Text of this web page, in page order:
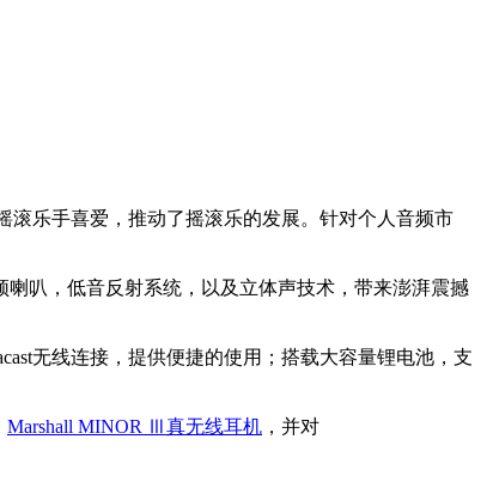
滚乐手喜爱，推动了摇滚乐的发展。针对个人音频市
叭，低音反射系统，以及立体声技术，带来澎湃震撼
无线连接，提供便捷的使用；搭载大容量锂电池，支
Marshall MINOR Ⅲ真无线耳机 ，并对